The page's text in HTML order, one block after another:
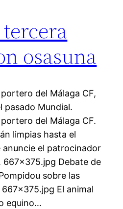
osasuna
del Málaga CF,
pasado Mundial.
del Málaga CF.
limpias hasta el
anuncie el patrocinador
667×375.jpg Debate de
sobre las
El animal
equino…